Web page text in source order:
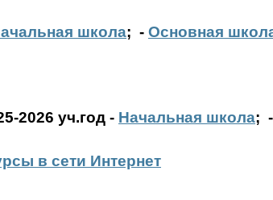
школа; - Основная
2026 уч.год - Начальная школа; -
в сети Интернет